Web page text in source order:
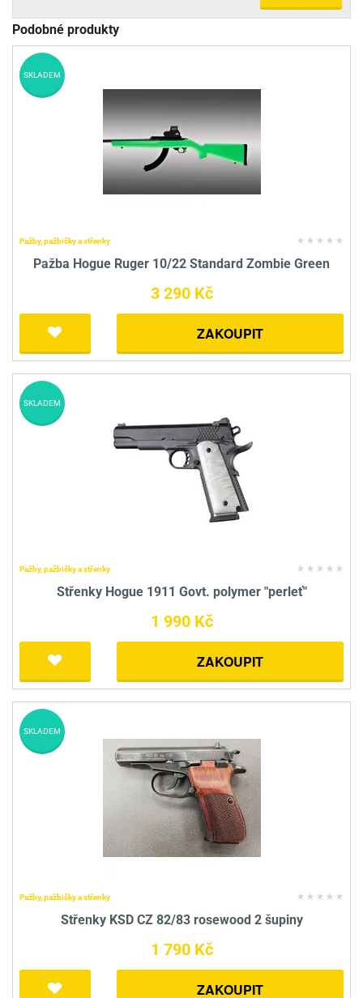
Podobné produkty
Pažby, pažbičky a střenky
Pažba Hogue Ruger 10/22 Standard Zombie Green
3 290 Kč
ZAKOUPIT
SKLADEM
Pažby, pažbičky a střenky
Střenky Hogue 1911 Govt. polymer "perleť"
1 990 Kč
ZAKOUPIT
SKLADEM
Pažby, pažbičky a střenky
Střenky KSD CZ 82/83 rosewood 2 šupiny
1 790 Kč
ZAKOUPIT
SKLADEM